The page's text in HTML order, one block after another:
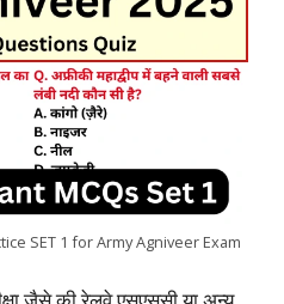
SET 1 for Army Agniveer Exam